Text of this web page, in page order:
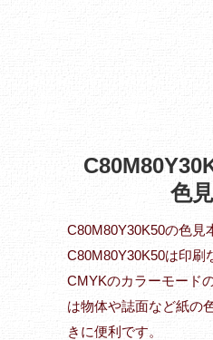
色
C80M80Y30K50の色見
C80M80Y30K50は印刷
CMYKのカラーモード
は物体や誌面など紙の
きに便利です。